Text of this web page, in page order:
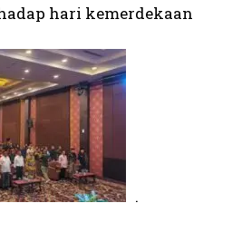
hari kemerdekaan
.